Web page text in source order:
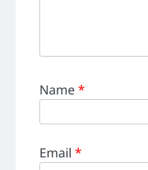
Name*
Email *